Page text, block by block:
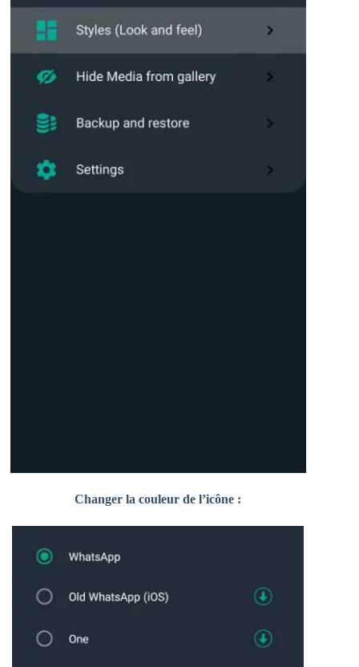
Changer la couleur de l’icône :